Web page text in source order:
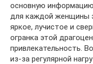
основную
для каждой женщины
яркое, лучистое и
огранка этой
привлекательность.
из-за регулярной